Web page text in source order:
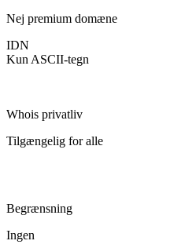
Nej premium domæne
IDN
Kun ASCII-tegn
Whois privatliv
Tilgængelig for alle
Begrænsning
Ingen